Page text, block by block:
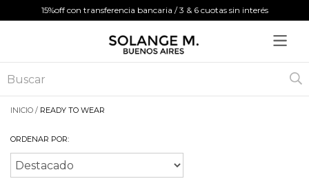
15%off con transferencia bancaria / 3 & 6 cuotas sin interés
INICIO / READY TO WEAR
ORDENAR POR: